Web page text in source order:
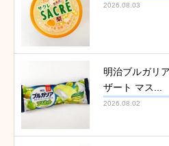
2026.08.03
明治ブルガリ
ザート マス...
2026.08.02